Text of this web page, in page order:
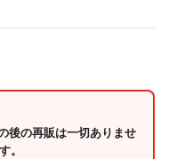
後の再販は一切ありませ
。